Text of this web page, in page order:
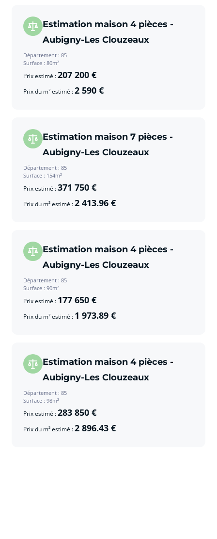
Estimation maison 4 pièces -
Aubigny-Les Clouzeaux
Département : 85
Surface : 80m²
Prix estimé :207 200 €
Prix du m² estimé :2 590 €
Estimation maison 7 pièces -
Aubigny-Les Clouzeaux
Département : 85
Surface : 154m²
Prix estimé :371 750 €
Prix du m² estimé :2 413.96 €
Estimation maison 4 pièces -
Aubigny-Les Clouzeaux
Département : 85
Surface : 90m²
Prix estimé : 177 650 €
Prix du m² estimé : 1 973.89 €
Estimation maison 4 pièces -
Aubigny-Les Clouzeaux
Département : 85
Surface : 98m²
Prix estimé :283 850 €
Prix du m² estimé :2 896.43 €